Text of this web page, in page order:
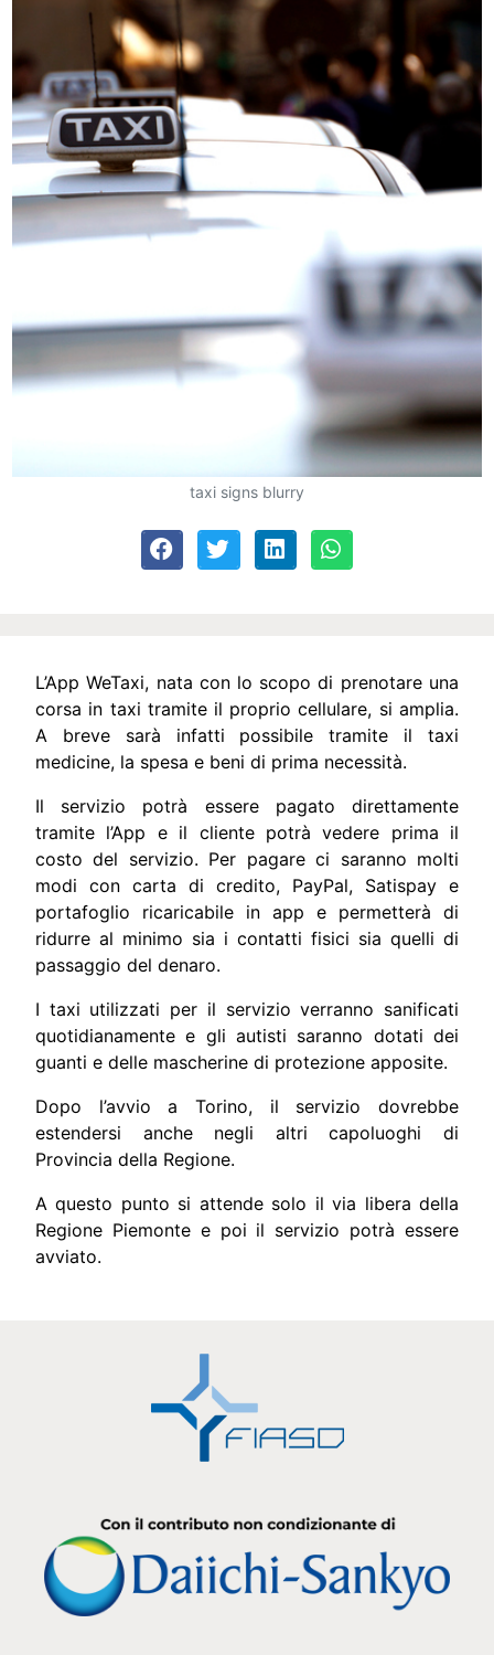
taxi signs blurry
L’App WeTaxi, nata con lo scopo di prenotare una
corsa in taxi tramite il proprio cellulare, si amplia.
A breve sarà infatti possibile tramite il taxi
medicine, la spesa e beni di prima necessità.
Il servizio potrà essere pagato direttamente
tramite l’App e il cliente potrà vedere prima il
costo del servizio. Per pagare ci saranno molti
modi con carta di credito, PayPal, Satispay e
portafoglio ricaricabile in app e permetterà di
ridurre al minimo sia i contatti fisici sia quelli di
passaggio del denaro.
I taxi utilizzati per il servizio verranno sanificati
quotidianamente e gli autisti saranno dotati dei
guanti e delle mascherine di protezione apposite.
Dopo l’avvio a Torino, il servizio dovrebbe
estendersi anche negli altri capoluoghi di
Provincia della Regione.
A questo punto si attende solo il via libera della
Regione Piemonte e poi il servizio potrà essere
avviato.